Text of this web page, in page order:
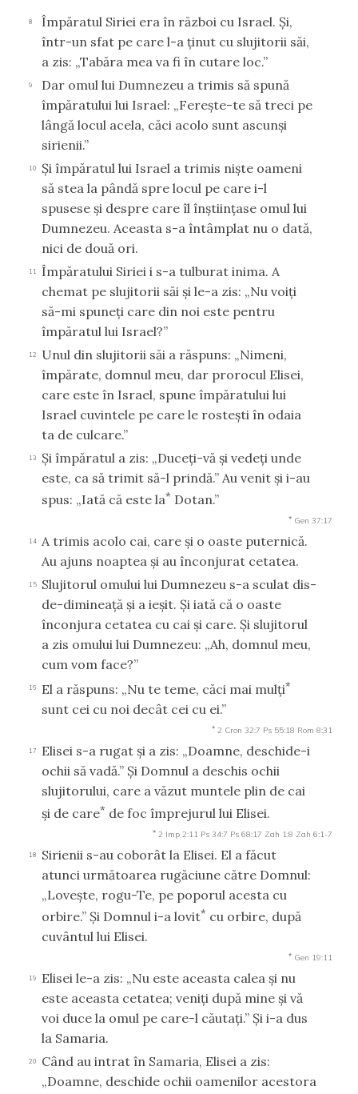
8
Împăratul Siriei era în război cu Israel. Şi,
într-un sfat pe care l-a ţinut cu slujitorii săi,
a zis: „Tabăra mea va fi în cutare loc.”
9
Dar omul lui Dumnezeu a trimis să spună
împăratului lui Israel: „Fereşte-te să treci pe
lângă locul acela, căci acolo sunt ascunşi
sirienii.”
10
Şi împăratul lui Israel a trimis nişte oameni
să stea la pândă spre locul pe care i-l
spusese şi despre care îl înştiinţase omul lui
Dumnezeu. Aceasta s-a întâmplat nu o dată,
nici de două ori.
11
Împăratului Siriei i s-a tulburat inima. A
chemat pe slujitorii săi şi le-a zis: „Nu voiţi
să-mi spuneţi care din noi este pentru
împăratul lui Israel?”
12
Unul din slujitorii săi a răspuns: „Nimeni,
împărate, domnul meu, dar prorocul Elisei,
care este în Israel, spune împăratului lui
Israel cuvintele pe care le rosteşti în odaia
ta de culcare.”
13
Şi împăratul a zis: „Duceţi-vă şi vedeţi unde
este, ca să trimit să-l prindă.” Au venit şi i-au
spus: „Iată că este la* Dotan.”
* Gen 37:17
14
A trimis acolo cai, care şi o oaste puternică.
Au ajuns noaptea şi au înconjurat cetatea.
15
Slujitorul omului lui Dumnezeu s-a sculat dis-
de-dimineaţă şi a ieşit. Şi iată că o oaste
înconjura cetatea cu cai şi care. Şi slujitorul
a zis omului lui Dumnezeu: „Ah, domnul meu,
cum vom face?”
16 El a răspuns: „Nu te teme, căci mai mulţi*
sunt cei cu noi decât cei cu ei.”
* 2 Cron 32:7 Ps 55:18 Rom 8:31
17
Elisei s-a rugat şi a zis: „Doamne, deschide-i
ochii să vadă.” Şi Domnul a deschis ochii
slujitorului, care a văzut muntele plin de cai
şi de care* de foc împrejurul lui Elisei.
* 2 Imp 2:11 Ps 34:7 Ps 68:17 Zah 1:8 Zah 6:1-7
18
Sirienii s-au coborât la Elisei. El a făcut
atunci următoarea rugăciune către Domnul:
„Loveşte, rogu-Te, pe poporul acesta cu
orbire.” Şi Domnul i-a lovit* cu orbire, după
cuvântul lui Elisei.
* Gen 19:11
19
Elisei le-a zis: „Nu este aceasta calea şi nu
este aceasta cetatea; veniţi după mine şi vă
voi duce la omul pe care-l căutaţi.” Şi i-a dus
la Samaria.
20
Când au intrat în Samaria, Elisei a zis:
„Doamne, deschide ochii oamenilor acestora